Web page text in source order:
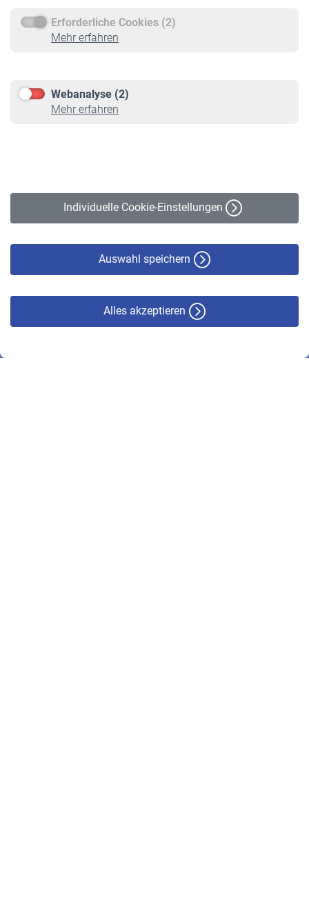
Erforderliche Cookies (2)
Mehr erfahren
Webanalyse (2)
Mehr erfahren
Individuelle Cookie-Einstellungen
Auswahl speichern
Alles akzeptieren
Service
Informationen
Online-Rechner
VBLnewsletter
Erklärung zur Barrierefreiheit
© VBL 2026